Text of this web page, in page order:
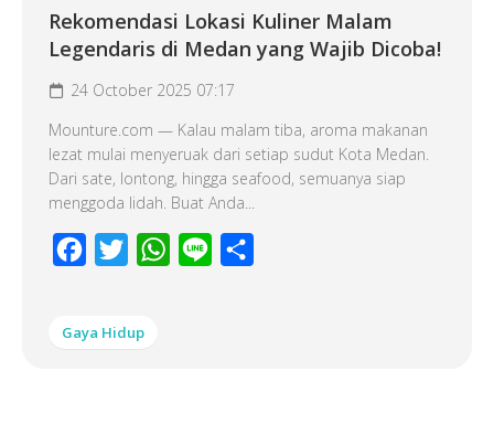
Rekomendasi Lokasi Kuliner Malam
Legendaris di Medan yang Wajib Dicoba!
24 October 2025 07:17
Mounture.com — Kalau malam tiba, aroma makanan
lezat mulai menyeruak dari setiap sudut Kota Medan.
Dari sate, lontong, hingga seafood, semuanya siap
menggoda lidah. Buat Anda...
Facebook
Twitter WhatsApp
Line
Gaya Hidup